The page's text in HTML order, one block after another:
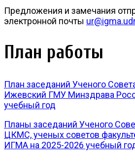
Предложения и замечания
электронной почты
План работы
План заседаний Ученого
Ижевский ГМУ Минздрава
учебный год
Планы заседаний Ученого
ЦКМС, ученых советов
ИГМА на 2025-2026 учебный